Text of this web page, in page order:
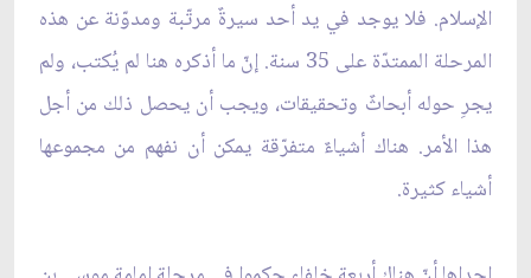
الإسلام. فلا يوجد في يد أحد سيرةٌ مرتّبة ومدوّنة عن هذه
المرحلة الممتدّة على 35 سنة. إنّ ما أذكره هنا لم يُكتب، ولم
يجرِ حوله أبحاثٌ وتحقيقات، ويجب أن يحصل ذلك من أجل
هذا الأمر. هناك أشياءٌ متفرّقة يمكن أن نفهم من مجموعها
أشياء كثيرة.